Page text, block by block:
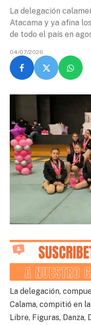
La delegación
Atacama y ya afina
de todo el país en
04/07/2026
La delegación,
Calama, compitió en
Libre, Figuras, Danza,